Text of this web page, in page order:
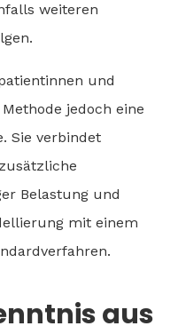
weiteren
und
jedoch eine
Sie verbindet
Belastung und
mit einem
aus